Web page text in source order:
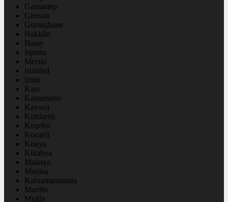
Gaziantep
Giresun
Gümüşhane
Hakkâri
Hatay
Isparta
Mersin
istanbul
izmir
Kars
Kastamonu
Kayseri
Kırklareli
Kırşehir
Kocaeli
Konya
Kütahya
Malatya
Manisa
Kahramanmaraş
Mardin
Muğla